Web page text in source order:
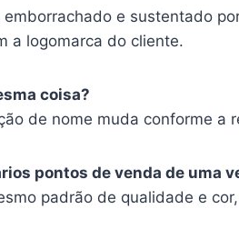
e sustentado
a logomarca do cliente.
coisa?
de nome muda conforme a
pontos de venda de uma
padrão de qualidade e